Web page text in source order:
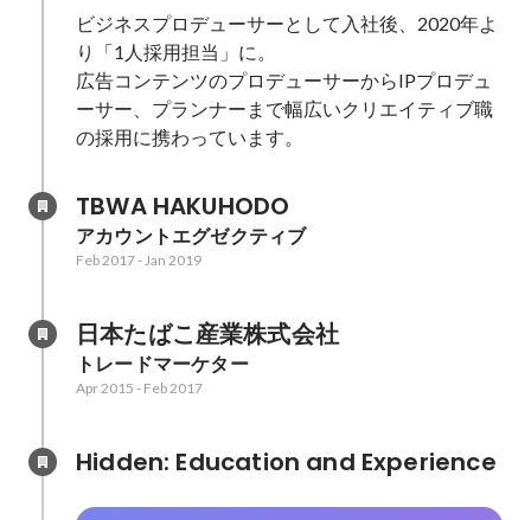
ビジネスプロデューサーとして入社後、2020年よ
り「1人採用担当」に。
広告コンテンツのプロデューサーからIPプロデュ
ーサー、プランナーまで幅広いクリエイティブ職
の採用に携わっています。
TBWA HAKUHODO
アカウントエグゼクティブ
Feb 2017-Jan 2019
日本たばこ産業株式会社
トレードマーケター
Apr 2015 - Feb 2017